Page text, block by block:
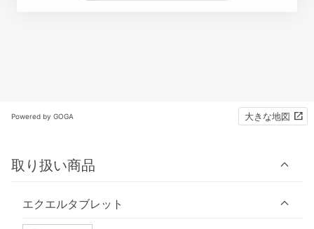
Powered by GOGA 大きな地図
取り扱い商品
エクエルタブレット